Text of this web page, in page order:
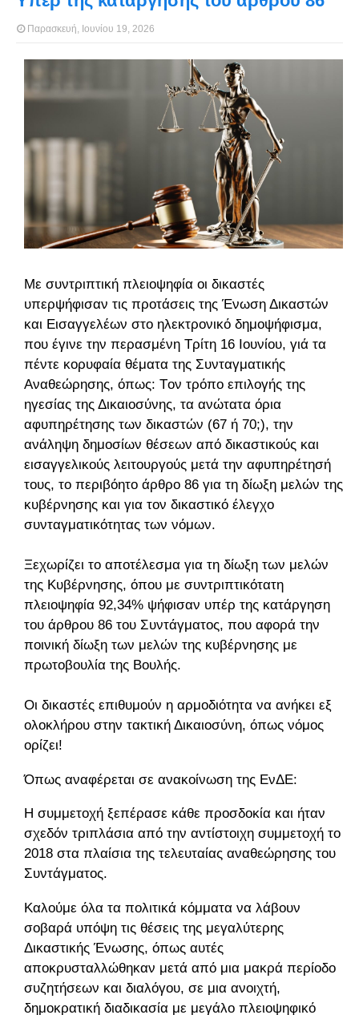
Παρασκευή, Ιουνίου 19, 2026
Με συντριπτική πλειοψηφία οι δικαστές
υπερψήφισαν τις προτάσεις της Ένωση Δικαστών
και Εισαγγελέων στο ηλεκτρονικό δημοψήφισμα,
που έγινε την περασμένη Τρίτη 16 Ιουνίου, γιά τα
πέντε κορυφαία θέματα της Συνταγματικής
Αναθεώρησης, όπως: Tον τρόπο επιλογής της
ηγεσίας της Δικαιοσύνης, τα ανώτατα όρια
αφυπηρέτησης των δικαστών (67 ή 70;), την
ανάληψη δημοσίων θέσεων από δικαστικούς και
εισαγγελικούς λειτουργούς μετά την αφυπηρέτησή
τους, το περιβόητο άρθρο 86 για τη δίωξη μελών της
κυβέρνησης και για τον δικαστικό έλεγχο
συνταγματικότητας των νόμων.
Ξεχωρίζει το αποτέλεσμα για τη δίωξη των μελών
της Κυβέρνησης, όπου με συντριπτικότατη
πλειοψηφία 92,34% ψήφισαν υπέρ της κατάργηση
του άρθρου 86 του Συντάγματος, που αφορά την
ποινική δίωξη των μελών της κυβέρνησης με
πρωτοβουλία της Βουλής.
Οι δικαστές επιθυμούν η αρμοδιότητα να ανήκει εξ
ολοκλήρου στην τακτική Δικαιοσύνη, όπως νόμος
ορίζει!
Όπως αναφέρεται σε ανακοίνωση της ΕνΔΕ:
Η συμμετοχή ξεπέρασε κάθε προσδοκία και ήταν
σχεδόν τριπλάσια από την αντίστοιχη συμμετοχή το
2018 στα πλαίσια της τελευταίας αναθεώρησης του
Συντάγματος.
Καλούμε όλα τα πολιτικά κόμματα να λάβουν
σοβαρά υπόψη τις θέσεις της μεγαλύτερης
Δικαστικής Ένωσης, όπως αυτές
αποκρυσταλλώθηκαν μετά από μια μακρά περίοδο
συζητήσεων και διαλόγου, σε μια ανοιχτή,
δημοκρατική διαδικασία με μεγάλο πλειοψηφικό